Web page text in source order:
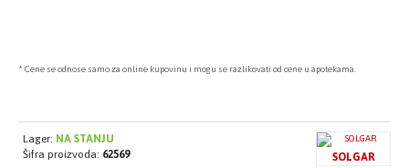
* Cene se odnose samo za online kupovinu i mogu se razlikovati od cene u apotekama.
Lager: NA STANJU
Šifra proizvoda: 62569 SOLGAR